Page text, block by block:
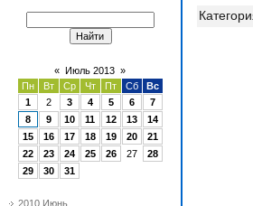
« Июль 2013 »
Пн
Вт Ср Чт Пт Сб
Вс
1
2 3 4 5 6
7
8
9 10 11 12 13
14
15
16 17 18 19 20
21
22
23 24 25 26 27
28
29
30 31
2010 Июнь